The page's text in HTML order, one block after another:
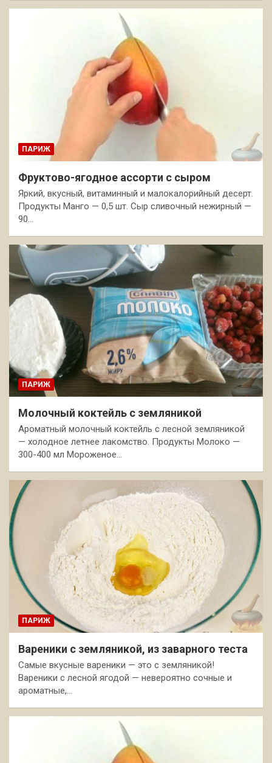
ПАРИЖ
Фруктово-ягодное ассорти с сыром
Яркий, вкусный, витаминный и малокалорийный десерт.
Продукты Манго — 0,5 шт. Сыр сливочный нежирный —
90…
ПАРИЖ
Молочный коктейль с земляникой
Ароматный молочный коктейль с лесной земляникой
— холодное летнее лакомство. Продукты Молоко —
300-400 мл Мороженое…
ПАРИЖ
Вареники с земляникой, из заварного теста
Самые вкусные вареники — это с земляникой!
Вареники с лесной ягодой — невероятно сочные и
ароматные,…